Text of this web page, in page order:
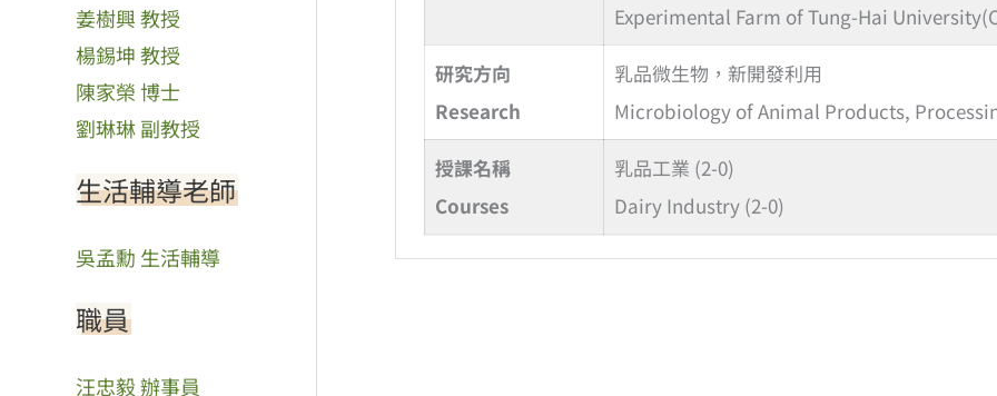
姜樹興 教授
楊錫坤 教授
陳家榮 博士
劉琳琳 副教授
生活輔導老師
吳孟勳 生活輔導
職員
汪忠毅 辦事員
Experimental Farm of Tung-Hai
研究方向
Research
乳品微生物，新開發利用
Microbiology of Animal Products,
授課名稱
Courses
乳品工業 (2-0)
Dairy Industry (2-0)